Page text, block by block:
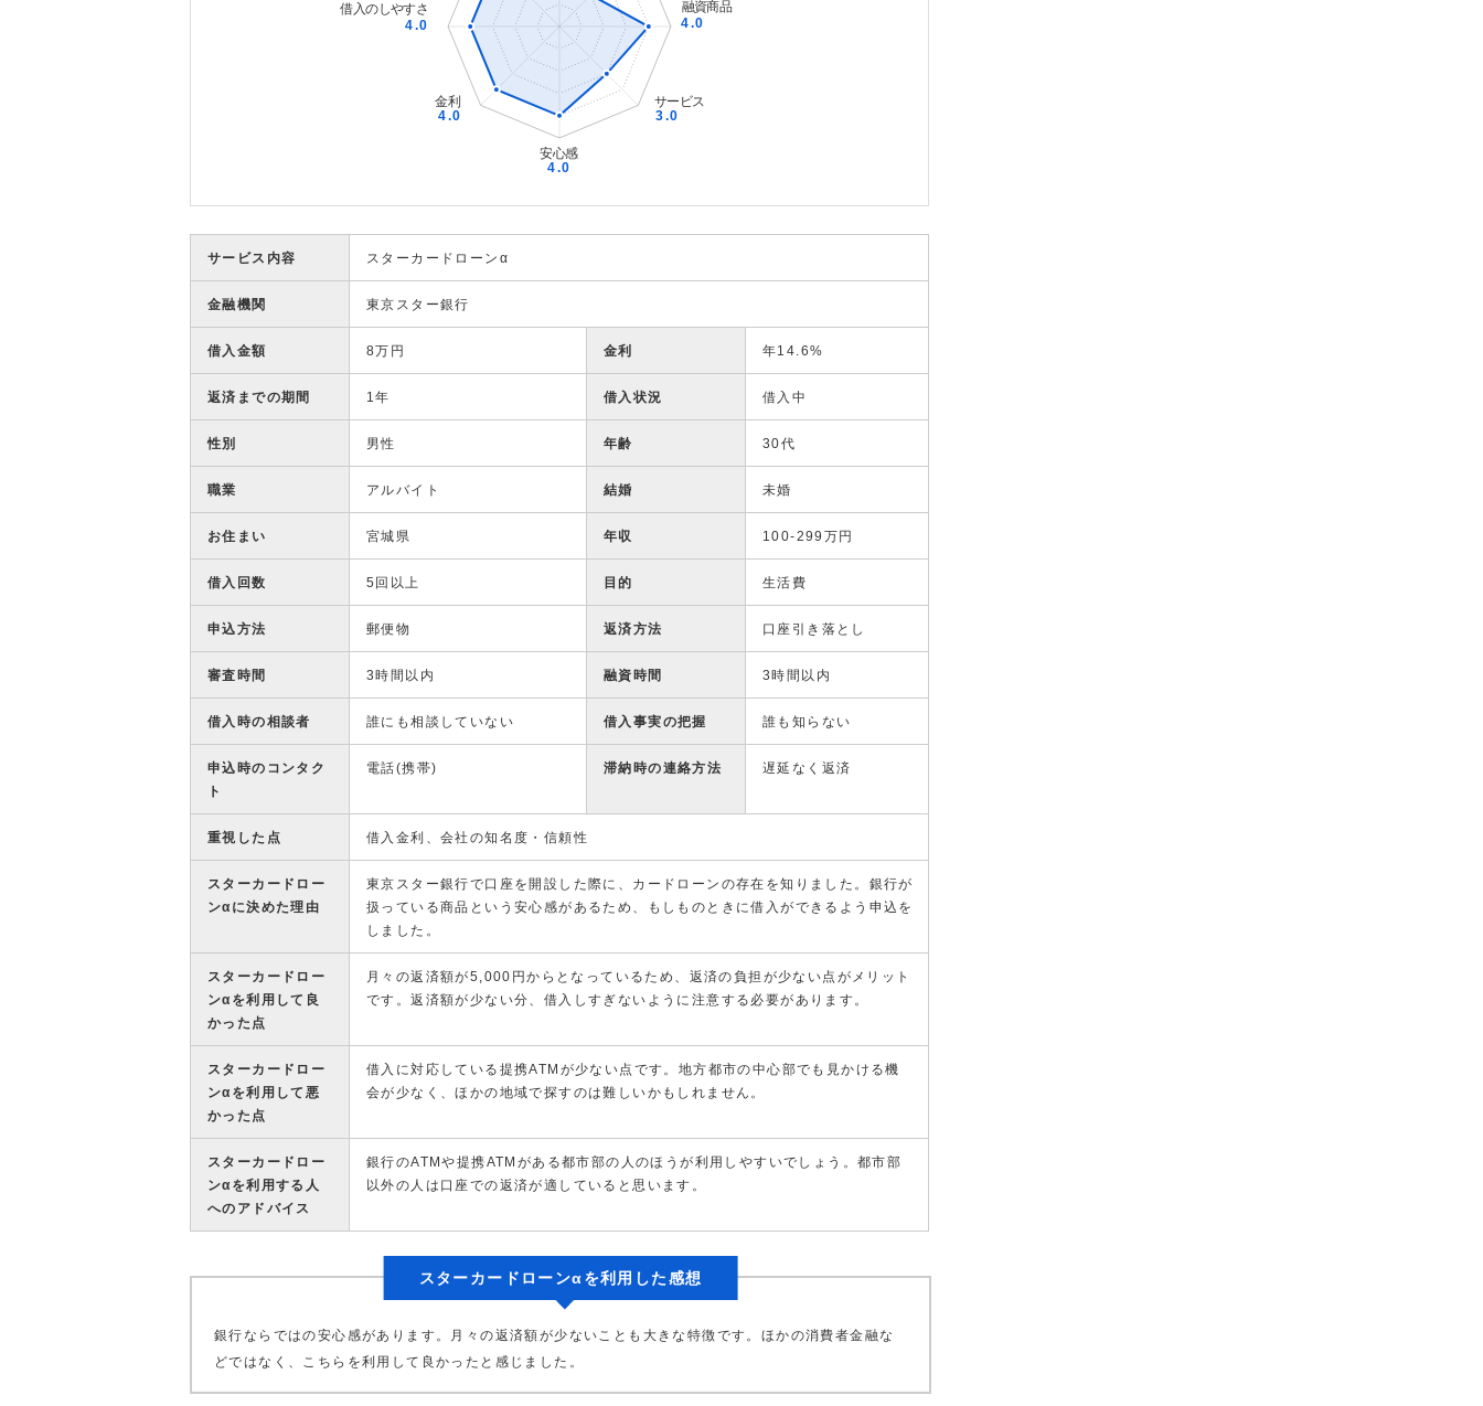
サービス内容 スターカードローンα
金融機関 東京スター銀行
借入金額 8万円 金利 年14.6%
返済までの期間 1年 借入状況 借入中
性別 男性 年齢 30代
職業 アルバイト 結婚 未婚
お住まい 宮城県 年収 100-299万円
借入回数 5回以上 目的 生活費
申込方法 郵便物 返済方法 口座引き落とし
審査時間 3時間以内 融資時間 3時間以内
借入時の相談者 誰にも相談していない 借入事実の把握 誰も知らない
申込時のコンタク
ト
電話(携帯) 滞納時の連絡方法 遅延なく返済
重視した点 借入金利、会社の知名度・信頼性
スターカードロー
ンαに決めた理由
東京スター銀行で口座を開設した際に、カードローンの存在を知りました。銀行が
扱っている商品という安心感があるため、もしものときに借入ができるよう申込を
しました。
スターカードロー
ンαを利用して良
かった点
月々の返済額が5,000円からとなっているため、返済の負担が少ない点がメリット
です。返済額が少ない分、借入しすぎないように注意する必要があります。
スターカードロー
ンαを利用して悪
かった点
借入に対応している提携ATMが少ない点です。地方都市の中心部でも見かける機
会が少なく、ほかの地域で探すのは難しいかもしれません。
スターカードロー
ンαを利用する人
へのアドバイス
銀行のATMや提携ATMがある都市部の人のほうが利用しやすいでしょう。都市部
以外の人は口座での返済が適していると思います。
スターカードローンαを利用した感想
銀行ならではの安心感があります。月々の返済額が少ないことも大きな特徴です。ほかの消費者金融な
どではなく、こちらを利用して良かったと感じました。